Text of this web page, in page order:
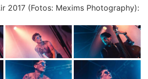
2017 (Fotos: Mexims Photography):